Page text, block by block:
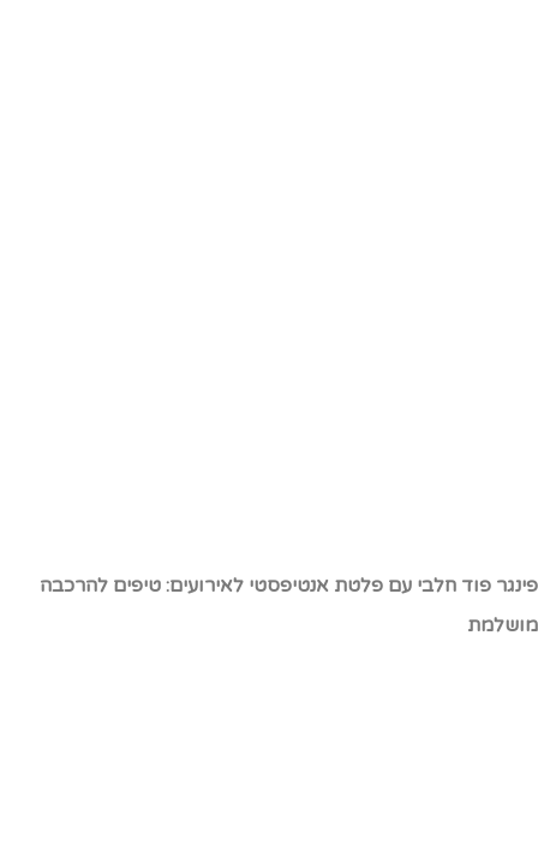
פוד חלבי עם פלטת אנטיפסטי לאירועים: טיפים להרכבה